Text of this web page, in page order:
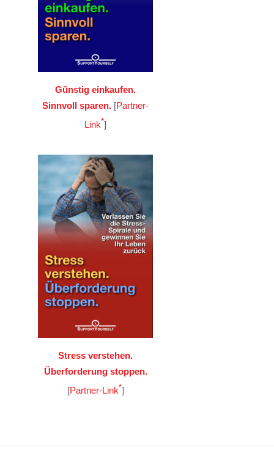
Günstig einkaufen.
Sinnvoll sparen. [Partner-
Link*]
Stress verstehen.
Überforderung stoppen.
[Partner-Link*]